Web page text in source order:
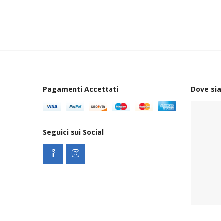
Pagamenti Accettati
Seguici sui Social
Dove